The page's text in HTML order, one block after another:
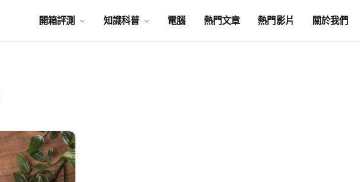
開箱評測 知識科普 電腦 熱門文章 熱門影片 關於我們